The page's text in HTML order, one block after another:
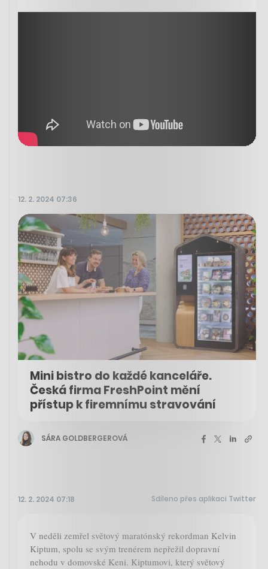
12. 2. 2024 07:36
Mini bistro do každé kanceláře.
Česká firma FreshPoint mění
přístup k firemnímu stravování
SÁRA GOLDBERGEROVÁ
12. 2. 2024 07:18 Sdíleno přes aplikaci Twitter
V neděli zemřel světový maratónský rekordman Kelvin
Kiptum, spolu se svým trenérem nepřežil dopravní
nehodu v domovské Keni. Kiptumovi, který světový